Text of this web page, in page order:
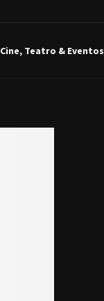
Cine, Teatro & Eventos